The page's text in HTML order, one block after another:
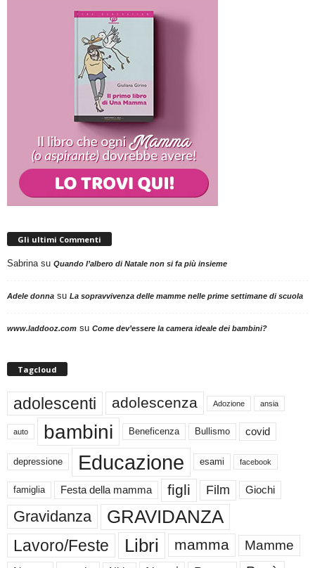
Gli ultimi Commenti
Sabrinasu Quando l’albero di Natale non si fa più insieme
Adele donna su La sopravvivenza delle mamme nelle prime settimane di scuola
www.laddooz.com su Come dev’essere la camera ideale dei bambini?
Tagcloud
adolescenti adolescenza Adozione ansia
auto bambini Beneficenza Bullismo covid
depressione Educazione esami facebook
famiglia Festa della mamma figli Film Giochi
Gravidanza GRAVIDANZA
Lavoro/Feste Libri mamma Mamme